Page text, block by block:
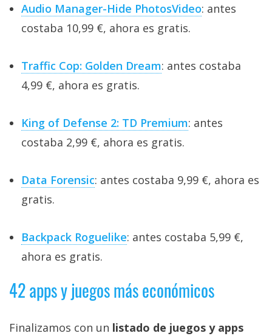
Audio Manager-Hide PhotosVideo: antes
costaba 10,99 €, ahora es gratis.
Traffic Cop: Golden Dream: antes costaba
4,99 €, ahora es gratis.
King of Defense 2: TD Premium: antes
costaba 2,99 €, ahora es gratis.
Data Forensic: antes costaba 9,99 €, ahora es
gratis.
Backpack Roguelike: antes costaba 5,99 €,
ahora es gratis.
42 apps y juegos más económicos
Finalizamos con un listado de juegos y apps